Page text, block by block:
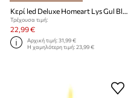
Κερί led Deluxe Homeart Lys Gul Bloklys 10 x 15 cm
Τρέχουσα τιμή:
22,99 €
Αρχική τιμή:31,99 €
Η χαμηλότερη τιμή:23,99 €